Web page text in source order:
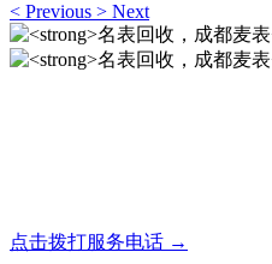
< Previous > Next
点击拨打服务电话 →